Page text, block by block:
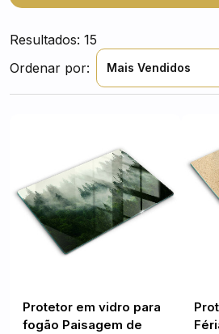
a sua cozinha para os mais
enquanto prepara suas refeições.
Resultados: 15
Ordenar por:
Mais Vendidos
Protetor em vidro para
fogão Paisagem de